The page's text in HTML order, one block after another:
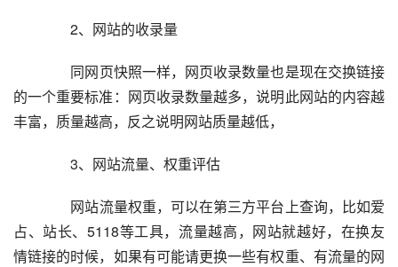
  	  2、网站的收录量
的一个重要标准：网页收录数量越多，说明此网站的内容越
丰富，质量越高，反之说明网站质量越低，
  	  3、网站流量、权重评估
占、站长、5118等工具，流量越高，网站就越好，在换友
情链接的时候，如果有可能请更换一些有权重、有流量的网